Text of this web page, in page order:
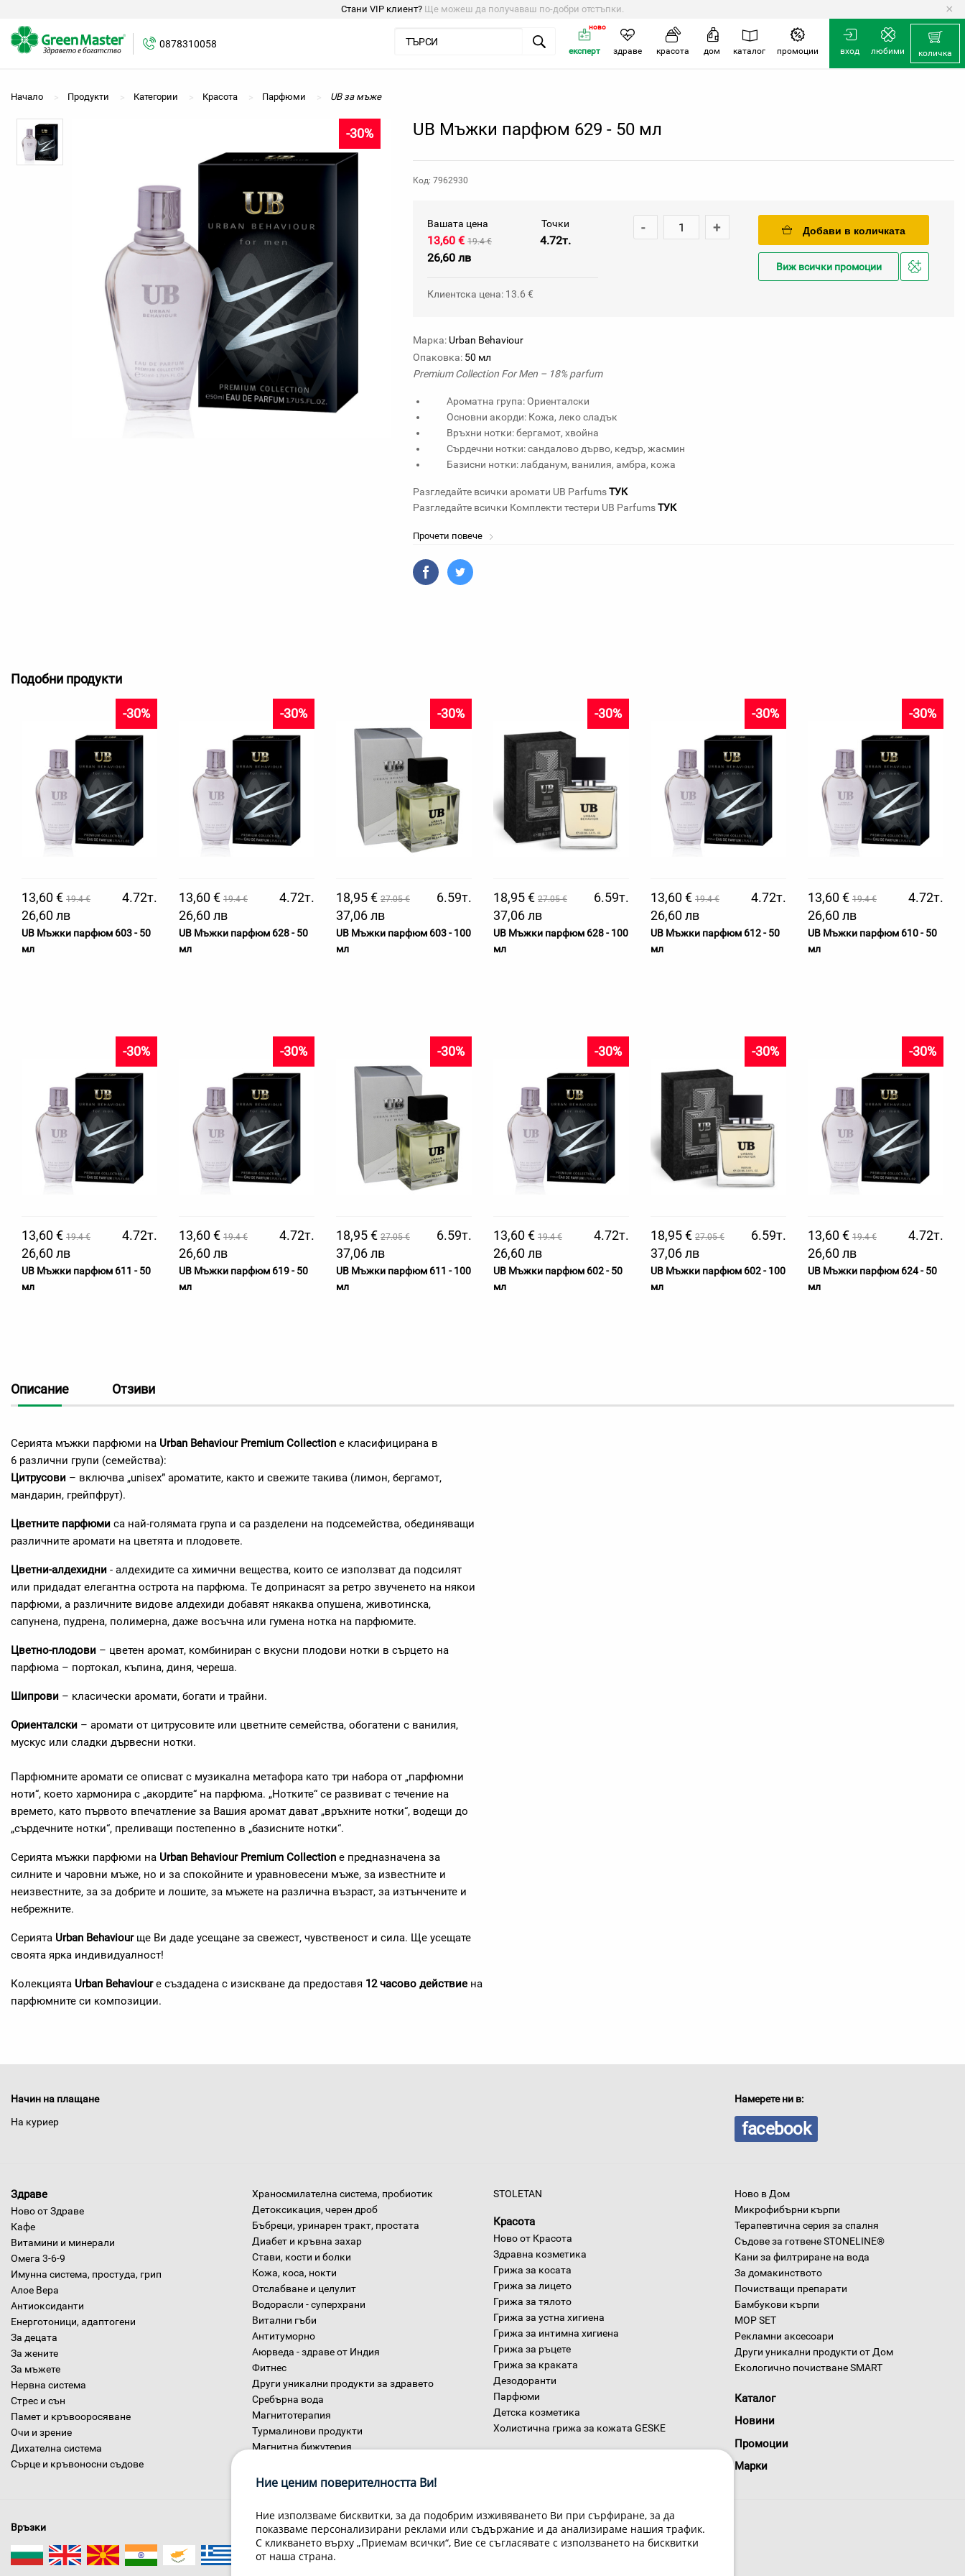
Стани VIP клиент? Ще можеш да получаваш по-добри отстъпки. ×
0878310058
вход любими количка
експерт
ново
здраве красота дом каталог промоции
Начало Продукти Категории Красота Парфюми UB за мъже
-30% UB Мъжки парфюм 629 - 50 мл
Код: 7962930
Вашата цена
13,60 € 19.4 €
26,60 лв
Точки
4.72т.
Клиентска цена: 13.6 €
- + Добави в количката
Виж всички промоции
Добави
Марка: Urban Behaviour
Опаковка: 50 мл
Premium Collection For Men – 18% parfum
Ароматна група: Ориенталски
Основни акорди: Кожа, леко сладък
Връхни нотки: бергамот, хвойна
Сърдечни нотки: сандалово дърво, кедър, жасмин
Базисни нотки: лабданум, ванилия, амбра, кожа
Разгледайте всички аромати UB ParfumsТУК
Разгледайте всички Комплекти тестери UB ParfumsТУК
Прочети повече
Подобни продукти
13,60 € 19.4 €
-30%
4.72т.
26,60 лв
UB Мъжки парфюм 603 - 50
мл
13,60 € 19.4 €
-30%
4.72т.
26,60 лв
UB Мъжки парфюм 628 - 50
мл
18,95 € 27.05 €
-30%
6.59т.
37,06 лв
UB Мъжки парфюм 603 - 100
мл
18,95 € 27.05 €
-30%
6.59т.
37,06 лв
UB Мъжки парфюм 628 - 100
мл
13,60 € 19.4 €
-30%
4.72т.
26,60 лв
UB Мъжки парфюм 612 - 50
мл
13,60 € 19.4 €
-30%
4.72т.
26,60 лв
UB Мъжки парфюм 610 - 50
мл
13,60 € 19.4 €
-30%
4.72т.
26,60 лв
UB Мъжки парфюм 611 - 50
мл
13,60 € 19.4 €
-30%
4.72т.
26,60 лв
UB Мъжки парфюм 619 - 50
мл
18,95 € 27.05 €
-30%
6.59т.
37,06 лв
UB Мъжки парфюм 611 - 100
мл
13,60 € 19.4 €
-30%
4.72т.
26,60 лв
UB Мъжки парфюм 602 - 50
мл
18,95 € 27.05 €
-30%
6.59т.
37,06 лв
UB Мъжки парфюм 602 - 100
мл
13,60 € 19.4 €
-30%
4.72т.
26,60 лв
UB Мъжки парфюм 624 - 50
мл
Описание Отзиви
Серията мъжки парфюми на Urban Behaviour Premium Collection е класифицирана в
6 различни групи (семейства):
Цитрусови – включва „unisex” ароматите, както и свежите такива (лимон, бергамот,
мандарин, грейпфрут).
Цветните парфюми са най-голямата група и са разделени на подсемейства, обединяващи
различните аромати на цветята и плодовете.
Цветни-алдехидни - алдехидите са химични вещества, които се използват да подсилят
или придадат елегантна острота на парфюма. Те допринасят за ретро звученето на някои
парфюми, а различните видове алдехиди добавят някаква опушена, животинска,
сапунена, пудрена, полимерна, даже восъчна или гумена нотка на парфюмите.
Цветно-плодови – цветен аромат, комбиниран с вкусни плодови нотки в сърцето на
парфюма – портокал, къпина, диня, череша.
Шипрови – класически аромати, богати и трайни.
Ориенталски – аромати от цитрусовите или цветните семейства, обогатени с ванилия,
мускус или сладки дървесни нотки.
Парфюмните аромати се описват с музикална метафора като три набора от „парфюмни
ноти“, което хармонира с „акордите“ на парфюма. „Нотките“ се развиват с течение на
времето, като първото впечатление за Вашия аромат дават „връхните нотки“, водещи до
„сърдечните нотки“, преливащи постепенно в „базисните нотки“.
Серията мъжки парфюми на Urban Behaviour Premium Collection е предназначена за
силните и чаровни мъже, но и за спокойните и уравновесени мъже, за известните и
неизвестните, за за добрите и лошите, за мъжете на различна възраст, за изтънчените и
небрежните.
Серията Urban Behaviourще Ви даде усещане за свежест, чувственост и сила. Ще усещате
своята ярка индивидуалност!
Колекцията Urban Behaviourе създадена с изискване да предоставя 12 часово действие на
парфюмните си композиции.
Начин на плащане
На куриер
Намерете ни в:
facebook
Здраве
Ново от Здраве
Кафе
Витамини и минерали
Омега 3-6-9
Имунна система, простуда, грип
Алое Вера
Антиоксиданти
Енерготоници, адаптогени
За децата
За жените
За мъжете
Нервна система
Стрес и сън
Памет и кръвооросяване
Очи и зрение
Дихателна система
Сърце и кръвоносни съдове
Храносмилателна система, пробиотик
Детоксикация, черен дроб
Бъбреци, уринарен тракт, простата
Диабет и кръвна захар
Стави, кости и болки
Кожа, коса, нокти
Отслабване и целулит
Водорасли - суперхрани
Витални гъби
Антитуморно
Аюрведа - здраве от Индия
Фитнес
Други уникални продукти за здравето
Сребърна вода
Магнитотерапия
Турмалинови продукти
Магнитна бижутерия
STOLETAN
Красота
Ново от Красота
Здравна козметика
Грижа за косата
Грижа за лицето
Грижа за тялото
Грижа за устна хигиена
Грижа за интимна хигиена
Грижа за ръцете
Грижа за краката
Дезодоранти
Парфюми
Детска козметика
Холистична грижа за кожата GESKE
Ново в Дом
Микрофибърни кърпи
Терапевтична серия за спалня
Съдове за готвене STONELINE®
Кани за филтриране на вода
За домакинството
Почистващи препарати
Бамбукови кърпи
MOP SET
Рекламни аксесоари
Други уникални продукти от Дом
Екологично почистване SMART
Каталог
Новини
Промоции
Марки
Връзки
Ние ценим поверителността Ви!
Ние използваме бисквитки, за да подобрим изживяването Ви при сърфиране, за да
показваме персонализирани реклами или съдържание и да анализираме нашия трафик.
С кликването върху „Приемам всички“, Вие се съгласявате с използването на бисквитки
от наша страна.